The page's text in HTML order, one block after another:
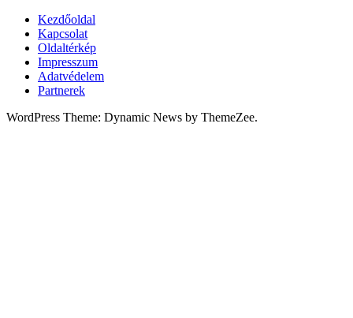
Kezdőoldal
Kapcsolat
Oldaltérkép
Impresszum
Adatvédelem
Partnerek
WordPress Theme: Dynamic News by ThemeZee.